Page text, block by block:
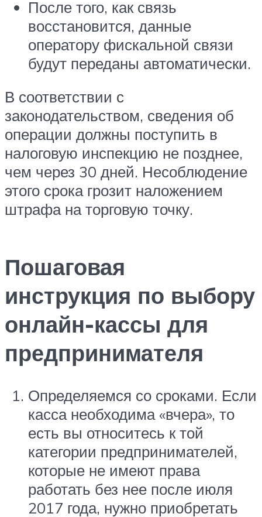
После того, как связь
восстановится, данные
оператору фискальной связи
будут переданы автоматически.
В соответствии с
законодательством, сведения об
операции должны поступить в
налоговую инспекцию не позднее,
чем через 30 дней. Несоблюдение
этого срока грозит наложением
штрафа на торговую точку.
Пошаговая
инструкция по выбору
онлайн-кассы для
предпринимателя
Определяемся со сроками. Если
касса необходима «вчера», то
есть вы относитесь к той
категории предпринимателей,
которые не имеют права
работать без нее после июля
2017 года, нужно приобретать